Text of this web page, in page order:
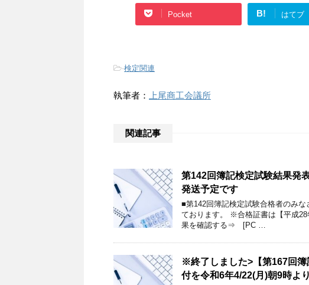
Pocket B! はてブ
-検定関連
執筆者： 上尾商工会議所
関連記事
第142回簿記検定試験結果発
発送予定です
■第142回簿記検定試験合格者のみ
ております。 ※合格証書は【平成
果を確認する⇒ [PC …
※終了しました>【第167回簿
付を令和6年4/22(月)朝9時よ